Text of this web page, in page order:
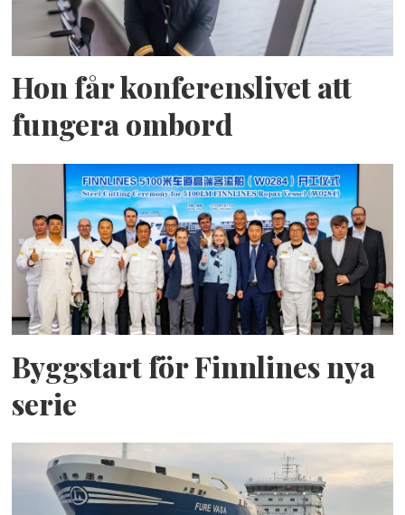
Hon får konferenslivet att
fungera ombord
Byggstart för Finnlines nya
serie